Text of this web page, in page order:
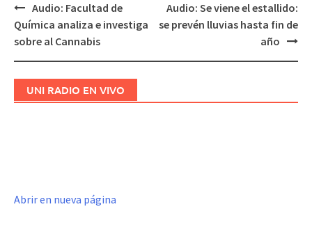
Navegación
de
Audio: Facultad de
Química analiza e investiga
sobre al Cannabis
Audio: Se viene el estallido:
se prevén lluvias hasta fin de
año
UNI RADIO EN VIVO
Abrir en nueva página